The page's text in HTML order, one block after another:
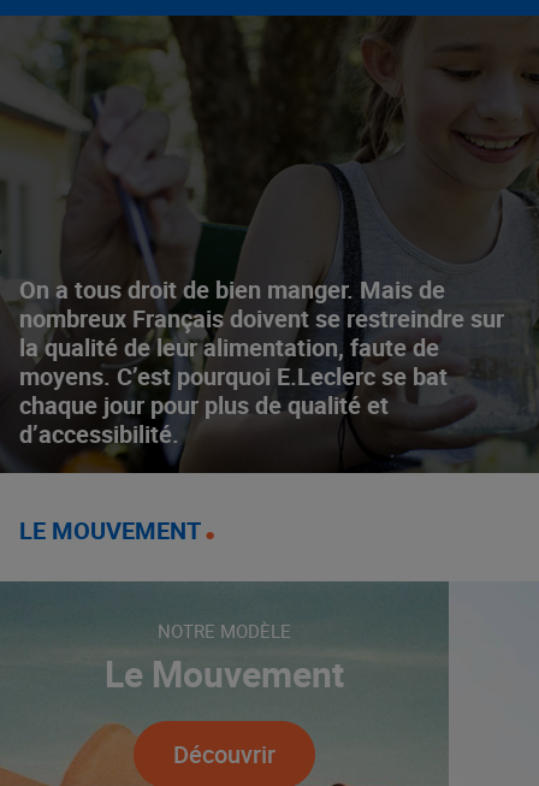
On a tous droit de bien manger. Mais de
nombreux Français doivent se restreindre sur
la qualité de leur alimentation, faute de
moyens. C’est pourquoi E.Leclerc se bat
chaque jour pour plus de qualité et
d’accessibilité.
LE MOUVEMENT
NOTRE MODÈLE
Le Mouvement
Découvrir